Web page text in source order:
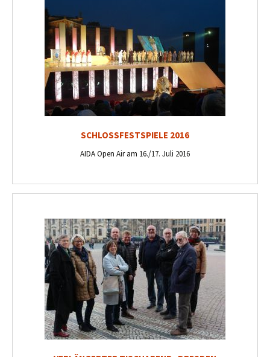
SCHLOSSFESTSPIELE 2016
AIDA Open Air am 16./17. Juli 2016